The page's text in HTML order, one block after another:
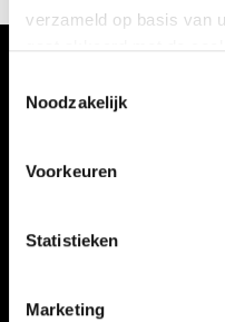
verzameld op basis van
Noodzakelijk
Voorkeuren
Statistieken
Marketing
VERHALEN
KALENDER
THEMA’S